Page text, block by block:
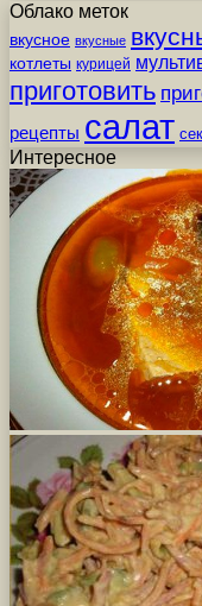
Облако меток
вкусное вкусные
котлеты курицей
приготовить
рецепты салат
Интересное